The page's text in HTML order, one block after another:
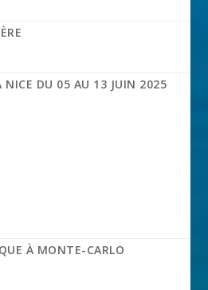
NICE DU 05 AU 13 JUIN 2025
À MONTE-CARLO